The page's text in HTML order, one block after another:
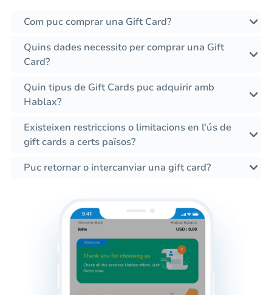
Com puc comprar una Gift Card?
Quins dades necessito per comprar una Gift
Card?
Quin tipus de Gift Cards puc adquirir amb
Hablax?
Existeixen restriccions o limitacions en l'ús de
gift cards a certs països?
Puc retornar o intercanviar una gift card?